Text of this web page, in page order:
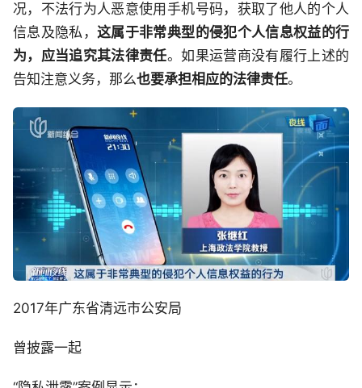
况，不法行为人恶意使用手机号码，获取了他人的个人
信息及隐私，这属于非常典型的侵犯个人信息权益的行
为，应当追究其法律责任。如果运营商没有履行上述的
告知注意义务，那么也要承担相应的法律责任。
2017年广东省清远市公安局
曾披露一起